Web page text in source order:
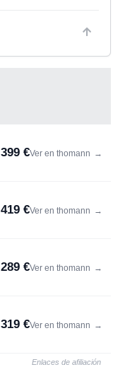
399 €Ver en thomann →
419 €Ver en thomann →
289 €Ver en thomann →
319 €Ver en thomann →
Enlaces de afiliación